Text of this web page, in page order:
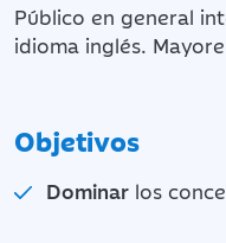
Público en general
idioma inglés.
Objetivos
Dominar los